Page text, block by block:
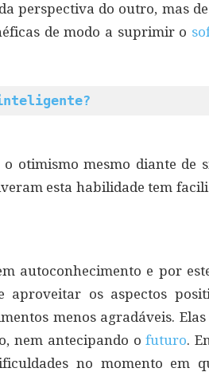
perspectiva do outro, mas
de modo a suprimir o
inteligente?
otimismo mesmo diante de
esta habilidade tem
autoconhecimento e por
aproveitar os aspectos
menos agradáveis.
nem antecipando ofuturo.
no momento em